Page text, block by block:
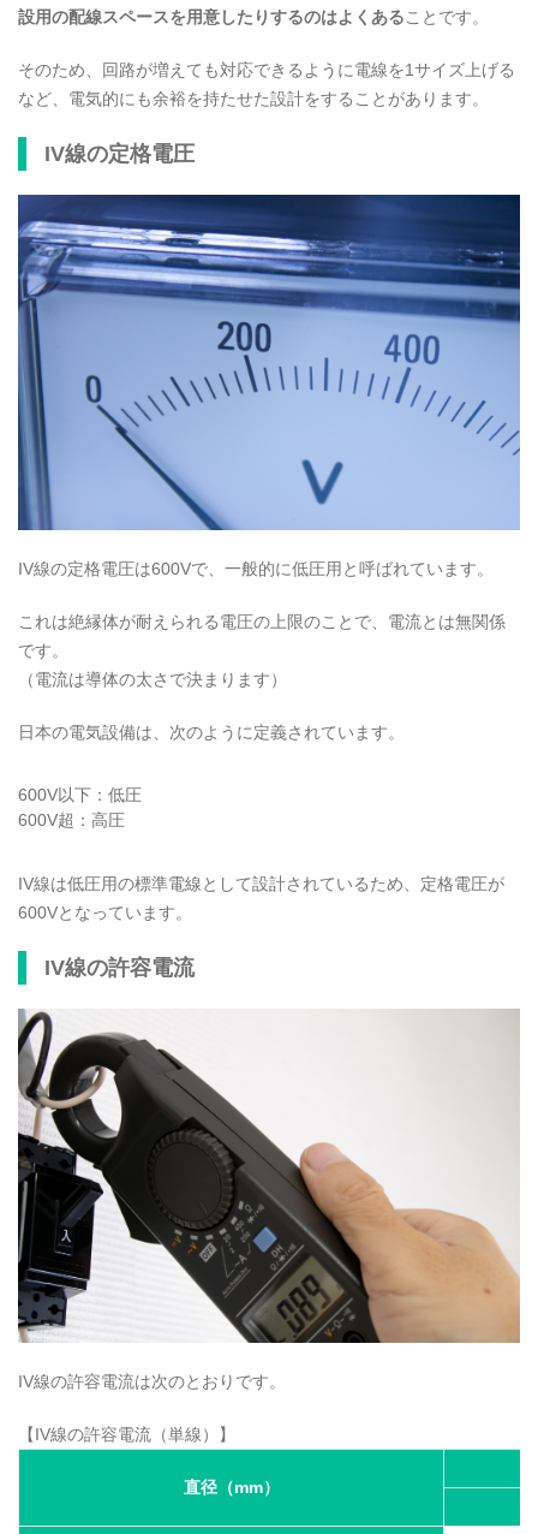
設用の配線スペースを用意したりするのはよくあることです。
そのため、回路が増えても対応できるように電線を1サイズ上げる
など、電気的にも余裕を持たせた設計をすることがあります。
IV線の定格電圧
IV線の定格電圧は600Vで、一般的に低圧用と呼ばれています。
これは絶縁体が耐えられる電圧の上限のことで、電流とは無関係
です。
（電流は導体の太さで決まります）
日本の電気設備は、次のように定義されています。
600V以下：低圧
600V超：高圧
IV線は低圧用の標準電線として設計されているため、定格電圧が
600Vとなっています。
IV線の許容電流
IV線の許容電流は次のとおりです。
【IV線の許容電流（単線）】
直径（mm）